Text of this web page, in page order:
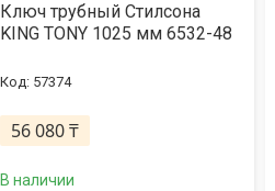
Ключ трубный Стилсона
KING TONY 1025 мм 6532-48
57374
56 080 ₸
В наличии